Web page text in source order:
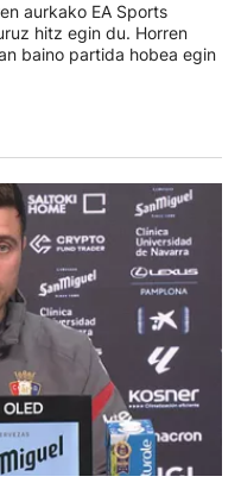
aurkako EA Sports
hitz egin du. Horren
baino partida hobea egin